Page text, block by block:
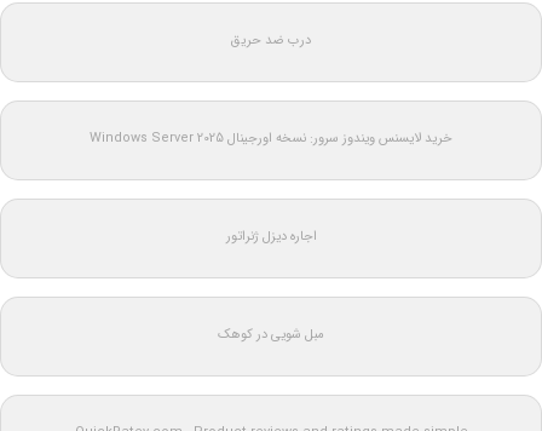
درب ضد حریق
خرید لایسنس ویندوز سرور: نسخه اورجینال Windows Server 2025
اجاره دیزل ژنراتور
مبل شویی در کوهک